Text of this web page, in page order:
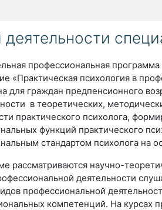
профессиональная
«Практическая психология в
для граждан предпенсионного
в теоретических,
практического психолога,
функций практического
стандартом психолога на
рассматриваются научно-
деятельности
профессиональной
компетенций. На курсах